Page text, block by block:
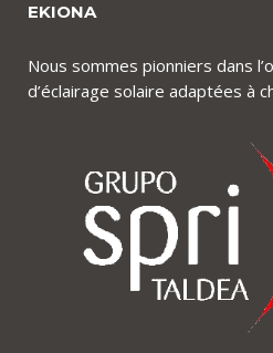
EKIONA
Nous sommes pionniers dans
d’éclairage solaire adaptées à